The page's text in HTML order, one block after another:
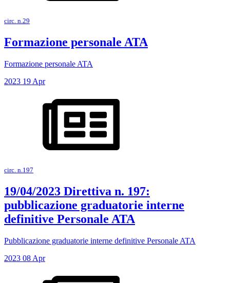
circ. n.29
Formazione personale ATA
Formazione personale ATA
2023 19 Apr
circ. n.197
19/04/2023 Direttiva n. 197:
pubblicazione graduatorie interne
definitive Personale ATA
Pubblicazione graduatorie interne definitive Personale ATA
2023 08 Apr